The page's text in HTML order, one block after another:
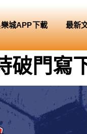
城APP下載 最新
破門寫